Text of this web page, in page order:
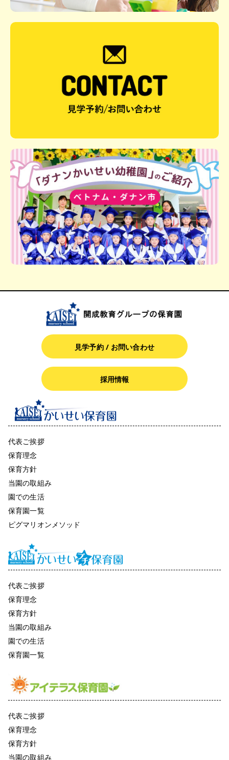
見学予約 / お問い合わせ
採用情報
代表ご挨拶
保育理念
保育方針
当園の取組み
園での生活
保育園一覧
ピグマリオンメソッド
代表ご挨拶
保育理念
保育方針
当園の取組み
園での生活
保育園一覧
代表ご挨拶
保育理念
保育方針
当園の取組み